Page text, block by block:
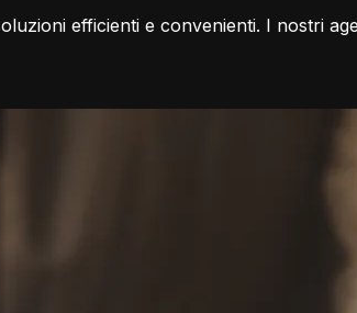
efficienti e convenienti. I nostri